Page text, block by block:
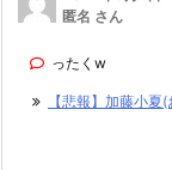
匿名 さん
ったくw
【悲報】加藤小夏